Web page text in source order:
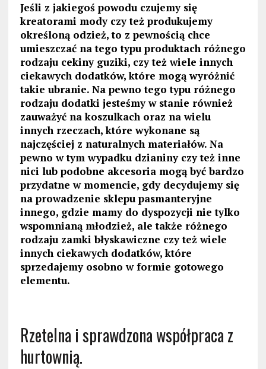
Jeśli z jakiegoś powodu czujemy się
kreatorami mody czy też produkujemy
określoną odzież, to z pewnością chce
umieszczać na tego typu produktach różnego
rodzaju cekiny guziki, czy też wiele innych
ciekawych dodatków, które mogą wyróżnić
takie ubranie. Na pewno tego typu różnego
rodzaju dodatki jesteśmy w stanie również
zauważyć na koszulkach oraz na wielu
innych rzeczach, które wykonane są
najczęściej z naturalnych materiałów. Na
pewno w tym wypadku dzianiny czy też inne
nici lub podobne akcesoria mogą być bardzo
przydatne w momencie, gdy decydujemy się
na prowadzenie sklepu pasmanteryjne
innego, gdzie mamy do dyspozycji nie tylko
wspomnianą młodzież, ale także różnego
rodzaju zamki błyskawiczne czy też wiele
innych ciekawych dodatków, które
sprzedajemy osobno w formie gotowego
elementu.
Rzetelna i sprawdzona współpraca z
hurtownią.